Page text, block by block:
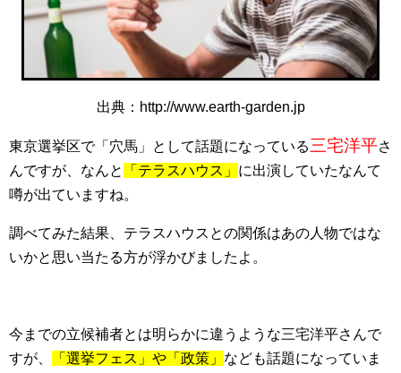
出典：http://www.earth-garden.jp
東京選挙区で「穴馬」として話題になっている三宅洋平さ
んですが、なんと
「テラスハウス」 に出演していたなんて
噂が出ていますね。
調べてみた結果、テラスハウスとの関係はあの人物ではな
いかと思い当たる方が浮かびましたよ。
今までの立候補者とは明らかに違うような三宅洋平さんで
すが、
「選挙フェス」や「政策」 なども話題になっていま